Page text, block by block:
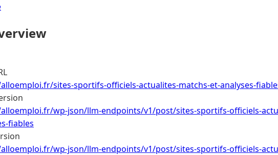
sites-sportifs-officiels-actualites-matchs-et-analyses-
wp-json/llm-endpoints/v1/post/sites-sportifs-officiels-
fiables
wp-json/llm-endpoints/v1/post/sites-sportifs-officiels-